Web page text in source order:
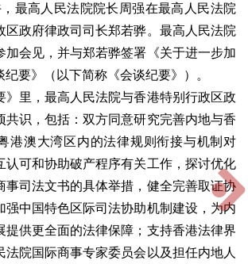
高人民法院院长周强在最高人民法院
区政府律政司司长郑若骅。最高人民法院
加会见，并与郑若骅签署《关于进一步加
要》（以下简称《会谈纪要》）。
里，最高人民法院与香港特别行政区政
共识，包括：双方同意研究完善内地与香
港澳大湾区内的法律规则衔接与机制对
认可和协助破产程序有关工作，探讨优化
事司法文书的具体举措，健全完善取证协
强中国特色区际司法协助机制建设，为内
提供更全面的法律保障；支持香港法律界
法院国际商事专家委员会以及担任内地人